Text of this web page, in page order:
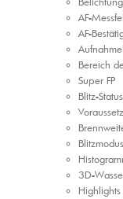
AF-
AF-
Bereich
Super FP
Blitz-Status
Blitzmodus
3D-
Highlights